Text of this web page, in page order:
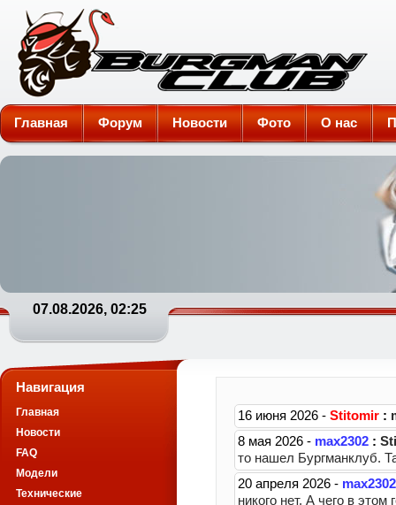
Burgman-Club
Главная Форум Новости Фото О нас
07.08.2026, 02:25
Навигация
Главная
Новости
FAQ
Модели
Технические